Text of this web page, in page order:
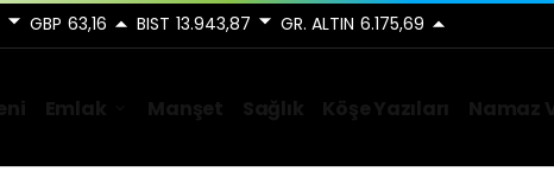
GBP 63,16 BIST 13.943,87 GR. ALTIN 6.175,69